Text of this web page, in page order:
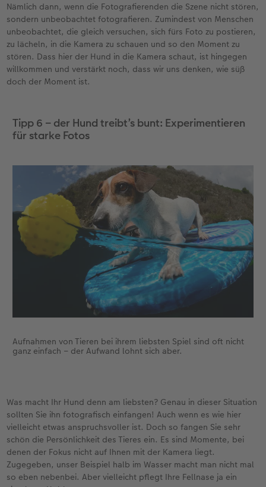
Nämlich dann, wenn die Fotografierenden die Szene nicht stören,
sondern unbeobachtet fotografieren. Zumindest von Menschen
unbeobachtet, die gleich versuchen, sich fürs Foto zu postieren,
zu lächeln, in die Kamera zu schauen und so den Moment zu
stören. Dass hier der Hund in die Kamera schaut, ist hingegen
willkommen und verstärkt noch, dass wir uns denken, wie süß
doch der Moment ist.
Tipp 6 – der Hund treibt’s bunt: Experimentieren
für starke Fotos
Aufnahmen von Tieren bei ihrem liebsten Spiel sind oft nicht
ganz einfach – der Aufwand lohnt sich aber.
Was macht Ihr Hund denn am liebsten? Genau in dieser Situation
sollten Sie ihn fotografisch einfangen! Auch wenn es wie hier
vielleicht etwas anspruchsvoller ist. Doch so fangen Sie sehr
schön die Persönlichkeit des Tieres ein. Es sind Momente, bei
denen der Fokus nicht auf Ihnen mit der Kamera liegt.
Zugegeben, unser Beispiel halb im Wasser macht man nicht mal
so eben nebenbei. Aber vielleicht pflegt Ihre Fellnase ja ein